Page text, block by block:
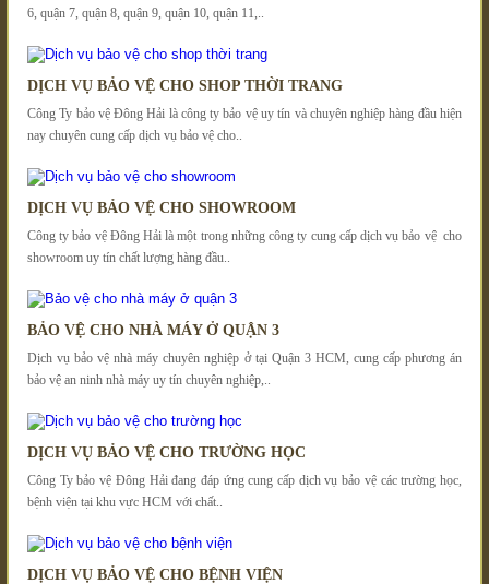
6, quận 7, quận 8, quận 9, quận 10, quận 11,..
DỊCH VỤ BẢO VỆ CHO SHOP THỜI TRANG
Công Ty bảo vệ Đông Hải là công ty bảo vệ uy tín và chuyên nghiệp hàng đầu hiện
nay chuyên cung cấp dịch vụ bảo vệ cho..
DỊCH VỤ BẢO VỆ CHO SHOWROOM
Công ty bảo vệ Đông Hải là một trong những công ty cung cấp dịch vụ bảo vệ cho
showroom uy tín chất lượng hàng đầu..
BẢO VỆ CHO NHÀ MÁY Ở QUẬN 3
Dịch vụ bảo vệ nhà máy chuyên nghiệp ở tại Quận 3 HCM, cung cấp phương án
bảo vệ an ninh nhà máy uy tín chuyên nghiệp,..
DỊCH VỤ BẢO VỆ CHO TRƯỜNG HỌC
Công Ty bảo vệ Đông Hải đang đáp ứng cung cấp dịch vụ bảo vệ các trường học,
bệnh viện tại khu vực HCM với chất..
DỊCH VỤ BẢO VỆ CHO BỆNH VIỆN